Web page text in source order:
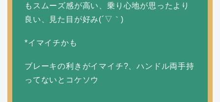
もスムーズ感が高い、乗り心地が思ったより
良い、見た目が好み(´▽｀)
*イマイチかも
ブレーキの利きがイマイチ?、ハンドル両手持
ってないとコケソウ